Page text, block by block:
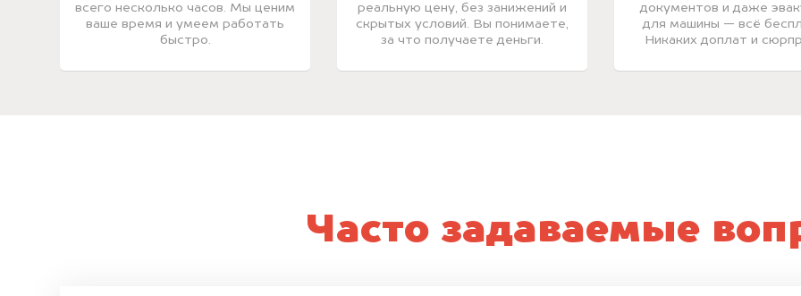
всего несколько часов. Мы ценим
ваше время и умеем работать
быстро.
реальную цену, без занижений и
скрытых условий. Вы понимаете,
за что получаете деньги.
документов и даже
для машины — всё
Никаких доплат и
Часто задаваемые